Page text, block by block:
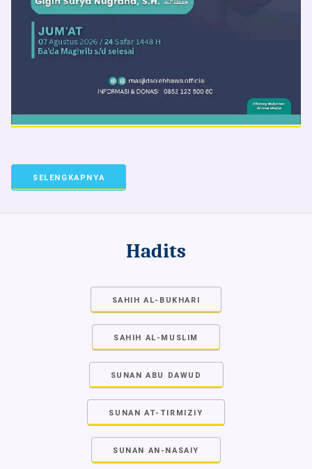
SELENGKAPNYA
Hadits
SAHIH AL-BUKHARI
SAHIH AL-MUSLIM
SUNAN ABU DAWUD
SUNAN AT-TIRMIZIY
SUNAN AN-NASAIY